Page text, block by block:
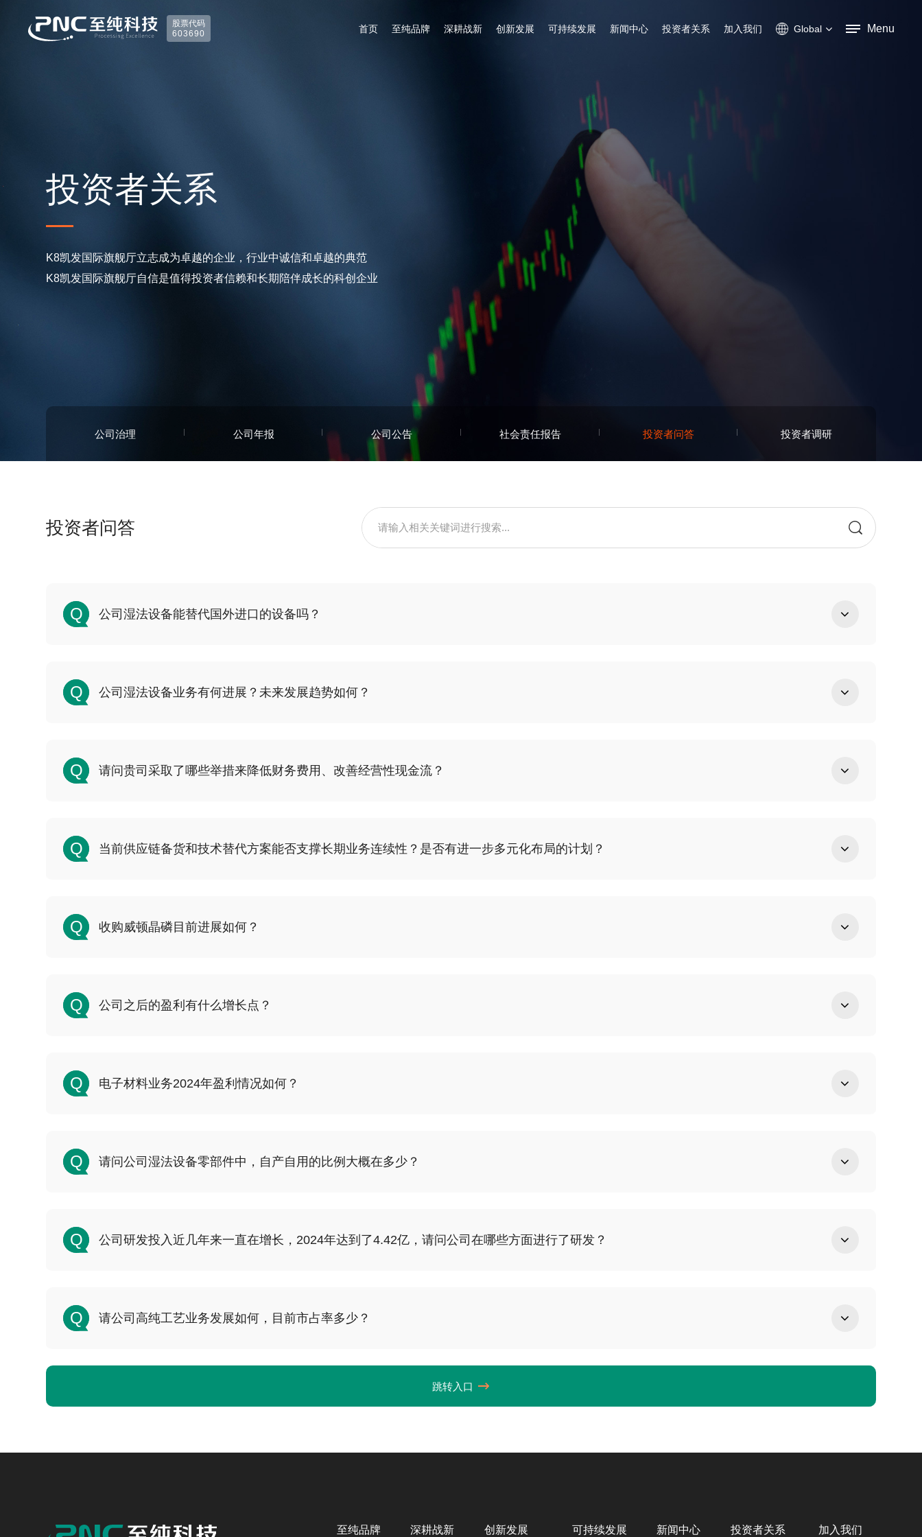
股票代码
603690
首页 至纯品牌 深耕战新 创新发展 可持续发展 新闻中心 投资者关系 加入我们 Global Menu
投资者关系
K8凯发国际旗舰厅立志成为卓越的企业，行业中诚信和卓越的典范
K8凯发国际旗舰厅自信是值得投资者信赖和长期陪伴成长的科创企业
公司治理 公司年报 公司公告 社会责任报告 投资者问答 投资者调研
投资者问答
Q 公司湿法设备能替代国外进口的设备吗？
Q 公司湿法设备业务有何进展？未来发展趋势如何？
Q 请问贵司采取了哪些举措来降低财务费用、改善经营性现金流？
Q 当前供应链备货和技术替代方案能否支撑长期业务连续性？是否有进一步多元化布局的计划？
Q 收购威顿晶磷目前进展如何？
Q 公司之后的盈利有什么增长点？
Q 电子材料业务2024年盈利情况如何？
Q 请问公司湿法设备零部件中，自产自用的比例大概在多少？
Q 公司研发投入近几年来一直在增长，2024年达到了4.42亿，请问公司在哪些方面进行了研发？
Q 请公司高纯工艺业务发展如何，目前市占率多少？
跳转入口
至纯品牌 深耕战新 创新发展 可持续发展 新闻中心 投资者关系 加入我们